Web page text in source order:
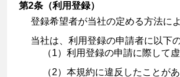
第2条（利用登録）
登録希望者が当社の定める方法に
当社は、利用登録の申請者に以下
（1）利用登録の申請に際して
（2）本規約に違反したことが